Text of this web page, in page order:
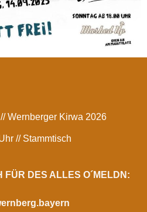
Wernberger Kirwa 2026
// Stammtisch
FÜR DES ALLES O´MELDN: